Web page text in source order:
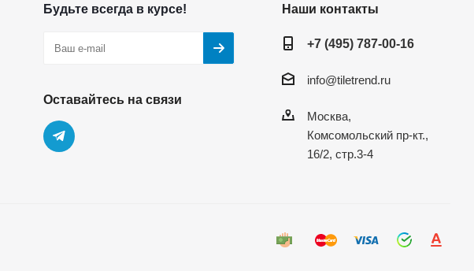
Будьте всегда в курсе!
Оставайтесь на связи
Наши контакты
+7 (495) 787-00-16
info@tiletrend.ru
Москва,
Комсомольский пр-кт.,
16/2, стр.3-4